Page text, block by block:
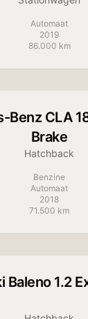
Automaat
2019
86.000 km
Benz CLA
Brake
Hatchback
Benzine
Automaat
2018
71.500 km
Baleno 1.2